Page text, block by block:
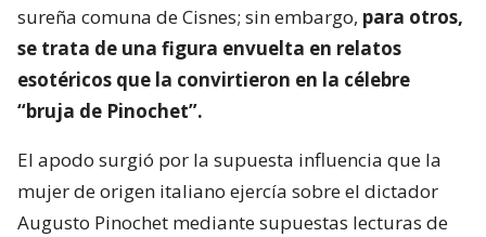
sureña comuna de Cisnes; sin embargo, para otros,
se trata de una figura envuelta en relatos
esotéricos que la convirtieron en la célebre
“bruja de Pinochet”.
El apodo surgió por la supuesta influencia que la
mujer de origen italiano ejercía sobre el dictador
Augusto Pinochet mediante supuestas lecturas de